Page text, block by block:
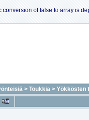
conversion of false to array is
> Toukkia > Yökkösten